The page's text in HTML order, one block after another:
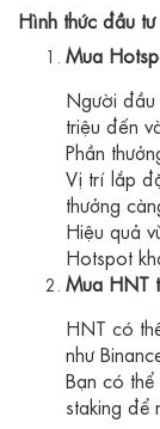
Hình thức đầu
Mua
Người đầu
triệu đến
Phần
Vị trí lắp
thưởng
Hiệu quả
Hotspot
Mua HNT
HNT có
như
Bạn có
staking để